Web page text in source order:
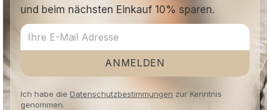
und beim nächsten Einkauf 10% sparen.
ANMELDEN
Ich habe die Datenschutzbestimmungen zur Kenntnis
genommen.